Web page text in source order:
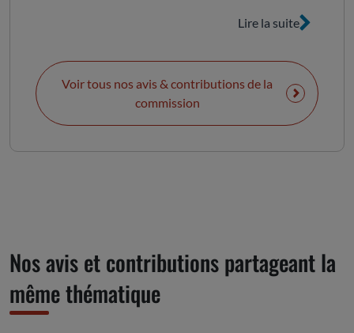
Lire la suite
Voir tous nos avis & contributions de la
commission
Nos avis et contributions partageant la
même thématique